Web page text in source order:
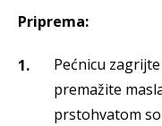
Priprema:
Pećnicu
premažite
prstohvatom